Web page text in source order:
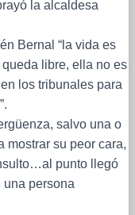
la alcaldesa
Bernal “la vida es
libre, ella no es
los tribunales para
salvo una o
mostrar su peor cara,
punto llegó
una persona